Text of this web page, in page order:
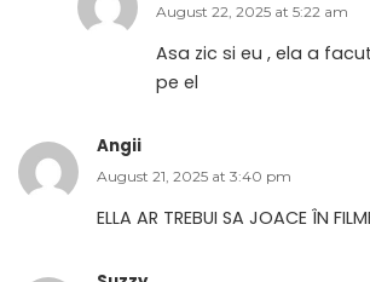
August 22, 2025 at 5:22 am
Asa zic si eu , ela a
pe el
Angii
August 21, 2025 at 3:40 pm
ELLA AR TREBUI SA JOACE ÎN